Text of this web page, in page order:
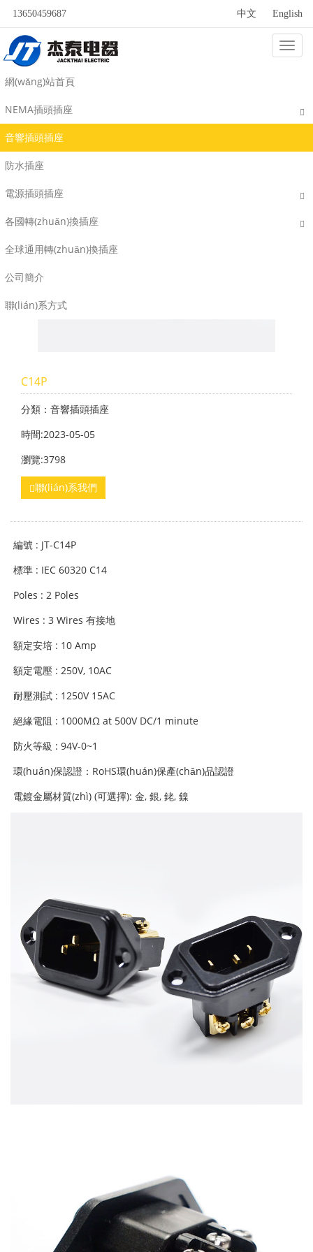
13650459687 中文 English
網(wǎng)站首頁
NEMA插頭插座
音響插頭插座
防水插座
電源插頭插座
各國轉(zhuǎn)換插座
全球通用轉(zhuǎn)換插座
公司簡介
聯(lián)系方式
音響插頭插座
C14P
分類：音響插頭插座
時間:2023-05-05
瀏覽:3798
聯(lián)系我們
編號 : JT-C14P
標準 : IEC 60320 C14
Poles : 2 Poles
Wires : 3 Wires 有接地
額定安培 : 10 Amp
額定電壓 : 250V, 10AC
耐壓測試 : 1250V 15AC
絕緣電阻 : 1000MΩ at 500V DC/1 minute
防火等級 : 94V-0~1
環(huán)保認證：RoHS環(huán)保產(chǎn)品認證
電鍍金屬材質(zhì) (可選擇): 金, 銀, 銠, 鎳